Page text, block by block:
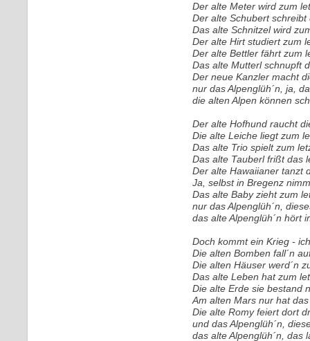
Der alte Meter wird zum
Der alte Schubert
Das alte Schnitzel wird
Der alte Hirt studiert zum
Der alte Bettler fährt zum
Das alte Mutterl schnupft
Der neue Kanzler macht
nur das Alpenglüh´n, ja,
die alten Alpen können
Der alte Hofhund raucht
Die alte Leiche liegt zum
Das alte Trio spielt zum
Das alte Tauberl frißt das
Der alte Hawaiianer tanzt
Ja, selbst in Bregenz
Das alte Baby zieht zum
nur das Alpenglüh´n,
das alte Alpenglüh´n hört
Doch kommt ein Krieg -
Die alten Bomben fall´n
Die alten Häuser werd´n
Das alte Leben hat zum
Die alte Erde sie bestand
Am alten Mars nur hat
Die alte Romy feiert dort
und das Alpenglüh´n,
das alte Alpenglüh´n, das